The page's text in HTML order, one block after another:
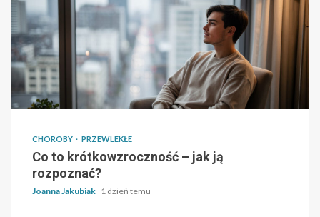
CHOROBY PRZEWLEKŁE
Co to krótkowzroczność – jak ją
rozpoznać?
Joanna Jakubiak 1 dzień temu